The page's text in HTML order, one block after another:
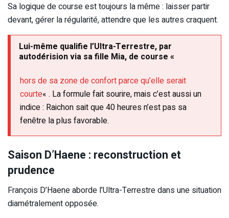
Sa logique de course est toujours la même : laisser partir
devant, gérer la régularité, attendre que les autres craquent.
Lui-même qualifie l’Ultra-Terrestre, par
autodérision via sa fille Mia, de course «
hors de sa zone de confort parce qu’elle serait
courte« . La formule fait sourire, mais c’est aussi un
indice : Raichon sait que 40 heures n’est pas sa
fenêtre la plus favorable.
Saison D’Haene : reconstruction et
prudence
François D’Haene aborde l’Ultra-Terrestre dans une situation
diamétralement opposée.